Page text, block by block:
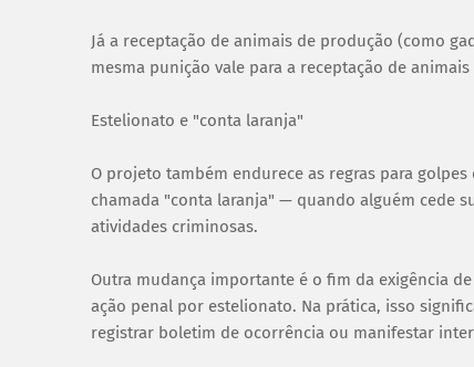
Já a receptação de animais de produção (como
mesma punição vale para a receptação de
Estelionato e "conta laranja"
O projeto também endurece as regras para
chamada "conta laranja" — quando alguém cede
atividades criminosas.
Outra mudança importante é o fim da exigência
ação penal por estelionato. Na prática, isso
registrar boletim de ocorrência ou manifestar